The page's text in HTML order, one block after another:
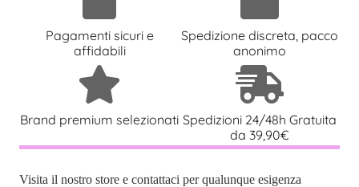
Pagamenti sicuri e
affidabili
Spedizione discreta, pacco
anonimo
Brand premium selezionati Spedizioni 24/48h Gratuita
da 39,90€
Visita il nostro store e contattaci per qualunque esigenza